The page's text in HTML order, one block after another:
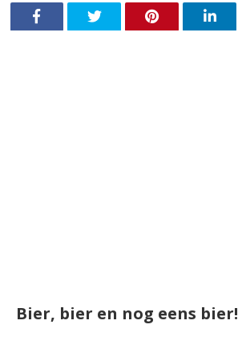
Bier, bier en nog eens bier!